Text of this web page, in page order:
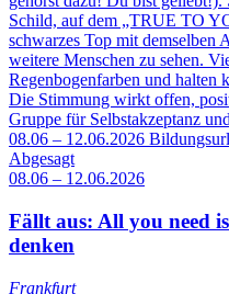
08.06 – 12.06.2026
Abgesagt
08.06 – 12.06.2026
Fällt aus: All you need
denken
Frankfurt